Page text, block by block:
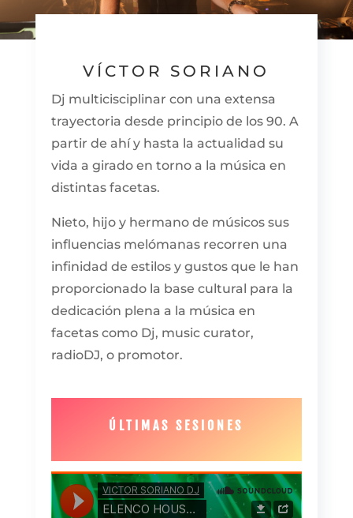
VÍCTOR SORIANO
Dj multicisciplinar con una extensa
trayectoria desde principio de los 90. A
partir de ahí y hasta la actualidad su
vida a girado en torno a la música en
distintas facetas.
Nieto, hijo y hermano de músicos sus
influencias melómanas recorren una
infinidad de estilos y gustos que le han
proporcionado la base cultural para la
dedicación plena a la música en
facetas como Dj, music curator,
radioDJ, o promotor.
ÚLTIMAS SESIONES